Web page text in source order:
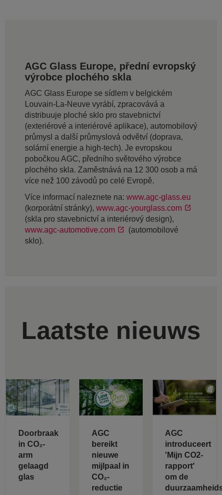
AGC Glass Europe, přední evropský
výrobce plochého skla
AGC Glass Europe se sídlem v belgickém
Louvain-La-Neuve vyrábí, zpracovává a
distribuuje ploché sklo pro stavebnictví
(exteriérové a interiérové aplikace), automobilový
průmysl a další průmyslová odvětví (doprava,
solární energie a high-tech). Je evropskou
pobočkou AGC, předního světového výrobce
plochého skla. Zaměstnává na 12 300 osob a má
více než 100 závodů po celé Evropě.
Více informací naleznete na: www.agc-glass.eu
(korporátní stránky), www.agc-yourglass.com
(skla pro stavebnictví a interiérový design),
www.agc-automotive.com
(automobilové
sklo).
Laatste nieuws
Doorbraak
in CO₂-
arm
gelaagd
glas
AGC
bereikt
nieuwe
mijlpaal in
CO₂-
reductie
AGC
introduceert
'Mijn CO2-
rapport'
om de